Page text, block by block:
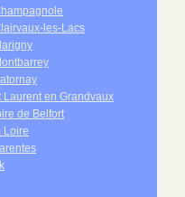
les-Lacs
Laurent en Grandvaux
de Belfort
Loire